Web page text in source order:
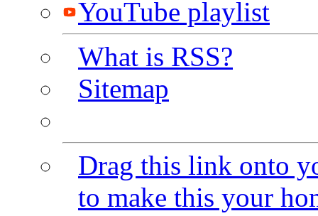
YouTube playlist
What is RSS?
Sitemap
Drag this link onto
to make this your